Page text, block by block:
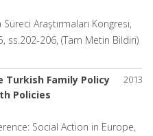
Araştırmaları Kongresi,
ss.202-206, (Tam Metin Bildiri)
2013
Family Policy
Policies
Social Action in Europe,